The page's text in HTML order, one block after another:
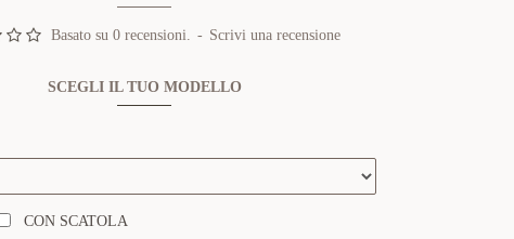
Basato su 0 recensioni. - Scrivi una recensione
SCEGLI IL TUO MODELLO
CON SCATOLA